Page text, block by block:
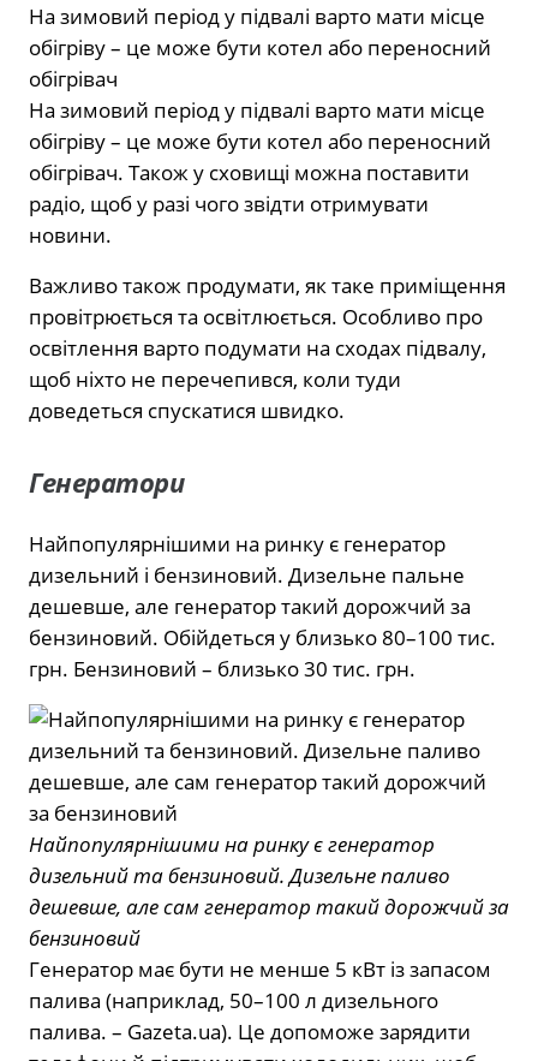
На зимовий період у підвалі варто мати місце
обігріву – це може бути котел або переносний
обігрівач
На зимовий період у підвалі варто мати місце
обігріву – це може бути котел або переносний
обігрівач. Також у сховищі можна поставити
радіо, щоб у разі чого звідти отримувати
новини.
Важливо також продумати, як таке приміщення
провітрюється та освітлюється. Особливо про
освітлення варто подумати на сходах підвалу,
щоб ніхто не перечепився, коли туди
доведеться спускатися швидко.
Генератори
Найпопулярнішими на ринку є генератор
дизельний і бензиновий. Дизельне пальне
дешевше, але генератор такий дорожчий за
бензиновий. Обійдеться у близько 80–100 тис.
грн. Бензиновий – близько 30 тис. грн.
Найпопулярнішими на ринку є генератор
дизельний та бензиновий. Дизельне паливо
дешевше, але сам генератор такий дорожчий за
бензиновий
Генератор має бути не менше 5 кВт із запасом
палива (наприклад, 50–100 л дизельного
палива. – Gazeta.ua). Це допоможе зарядити